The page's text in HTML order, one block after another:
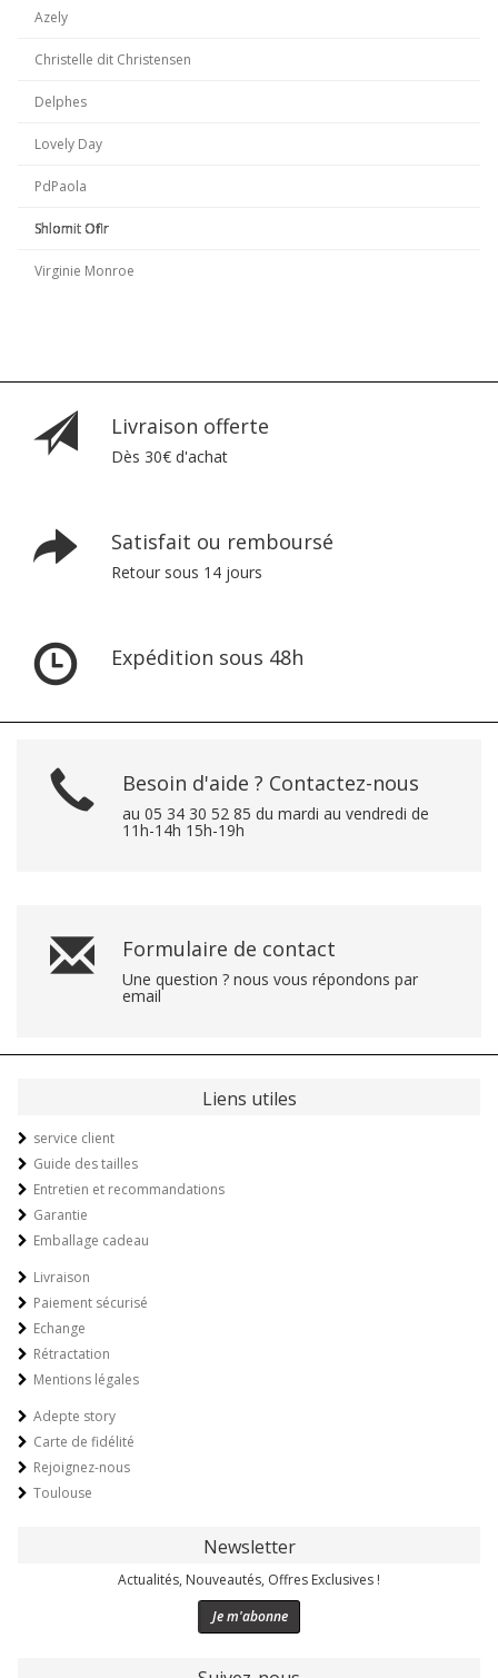
Azely
Christelle dit Christensen
Delphes
Lovely Day
PdPaola
Shlomit Ofir
Virginie Monroe
Livraison offerte
Dès 30€ d'achat
Satisfait ou remboursé
Retour sous 14 jours
Expédition sous 48h
Besoin d'aide ? Contactez-nous
au 05 34 30 52 85 du mardi au vendredi de
11h-14h 15h-19h
Formulaire de contact
Une question ? nous vous répondons par
email
Liens utiles
service client
Guide des tailles
Entretien et recommandations
Garantie
Emballage cadeau
Livraison
Paiement sécurisé
Echange
Rétractation
Mentions légales
Adepte story
Carte de fidélité
Rejoignez-nous
Toulouse
Newsletter
Actualités, Nouveautés, Offres Exclusives !
Je m'abonne